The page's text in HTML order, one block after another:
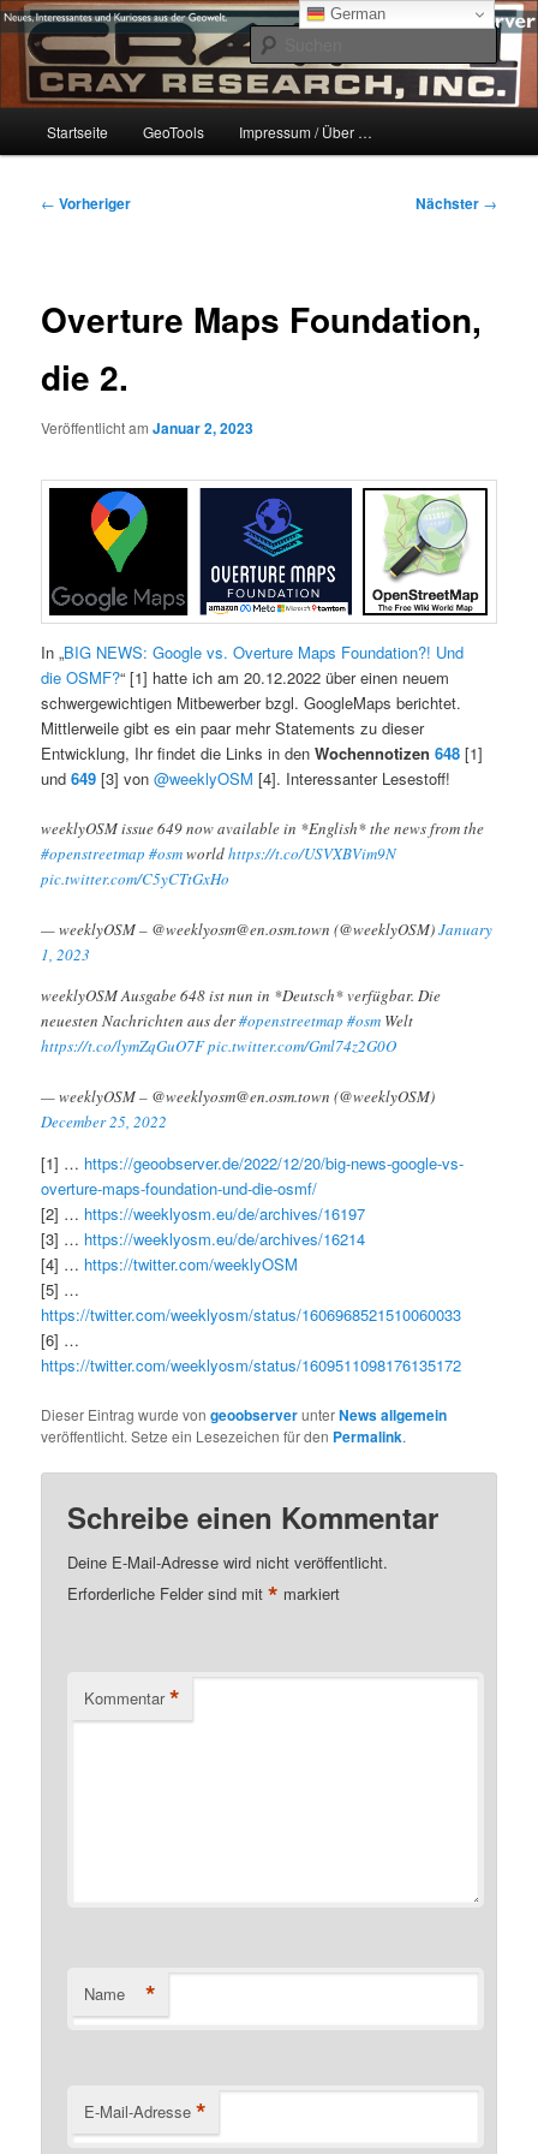
Zum
primären
Inhalt
springen#geoObserver
mikeE's GeoBlog
Startseite GeoTools Impressum / Über …
Beitragsnavigation
← Vorheriger Nächster →
Overture Maps Foundation,
die 2.
Veröffentlicht amJanuar 2, 2023
In „BIG NEWS: Google vs. Overture Maps Foundation?! Und
die OSMF?“ [1] hatte ich am 20.12.2022 über einen neuem
schwergewichtigen Mitbewerber bzgl. GoogleMaps berichtet.
Mittlerweile gibt es ein paar mehr Statements zu dieser
Entwicklung, Ihr findet die Links in denWochennotizen 648 [1]
und649 [3] von@weeklyOSM [4]. Interessanter Lesestoff!
weeklyOSM issue 649 now available in *English* the news from the
#openstreetmap #osmworldhttps://t.co/USVXBVim9N
pic.twitter.com/C5yCTtGxHo
— weeklyOSM – @weeklyosm@en.osm.town (@weeklyOSM)January
1, 2023
weeklyOSM Ausgabe 648 ist nun in *Deutsch* verfügbar. Die
neuesten Nachrichten aus der#openstreetmap #osm Welt
https://t.co/lymZqGuO7Fpic.twitter.com/Gml74z2G0O
— weeklyOSM – @weeklyosm@en.osm.town (@weeklyOSM)
December 25, 2022
[1] … https://geoobserver.de/2022/12/20/big-news-google-vs-
overture-maps-foundation-und-die-osmf/
[2] … https://weeklyosm.eu/de/archives/16197
[3] … https://weeklyosm.eu/de/archives/16214
[4] … https://twitter.com/weeklyOSM
[5] …
https://twitter.com/weeklyosm/status/1606968521510060033
[6] …
https://twitter.com/weeklyosm/status/1609511098176135172
Dieser Eintrag wurde vongeoobserverunterNews allgemein
veröffentlicht. Setze ein Lesezeichen für den Permalink.
Schreibe einen Kommentar
Deine E-Mail-Adresse wird nicht veröffentlicht.
Erforderliche Felder sind mit* markiert
Kommentar *
Name *
E-Mail-Adresse *
German